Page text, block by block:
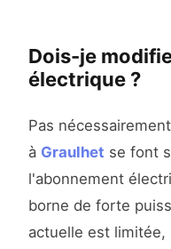
Dois-je
électrique ?
Pas
à Graulhet se font
l'abonnement
borne de forte
actuelle est